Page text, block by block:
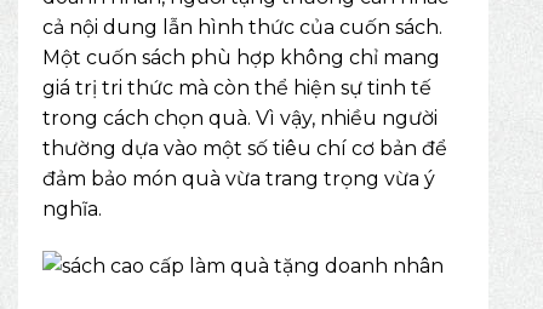
cả nội dung lẫn hình thức của cuốn sách.
Một cuốn sách phù hợp không chỉ mang
giá trị tri thức mà còn thể hiện sự tinh tế
trong cách chọn quà. Vì vậy, nhiều người
thường dựa vào một số tiêu chí cơ bản để
đảm bảo món quà vừa trang trọng vừa ý
nghĩa.